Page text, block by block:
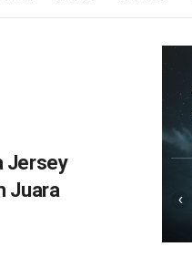
Jersey
Juara
‹